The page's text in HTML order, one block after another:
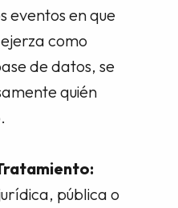
eventos en que
como
de datos, se
quién
pública o